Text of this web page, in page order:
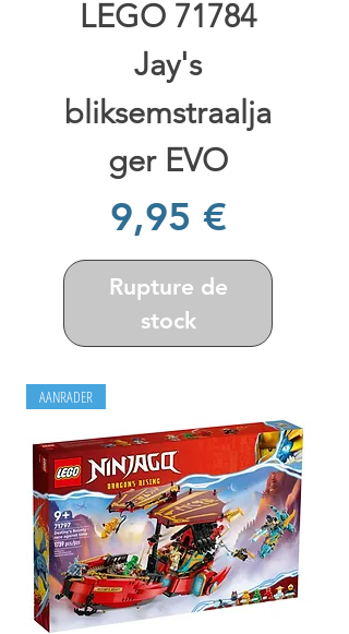
LEGO 71784
Jay's
bliksemstraalja
ger EVO
Prix
9,95 €
Rupture de
stock
AANRADER